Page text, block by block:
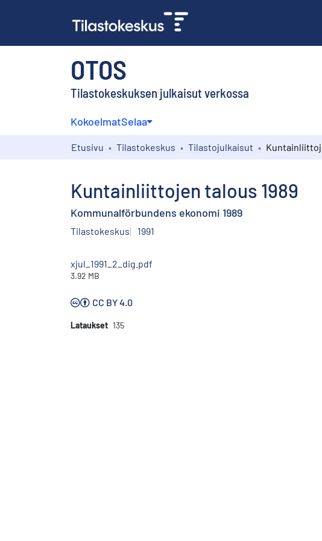
OTOS
Tilastokeskuksen julkaisut verkossa
KokoelmatSelaa
Etusivu Tilastokeskus Tilastojulkaisut
Kuntainliittojen talous 1989
Kommunalförbundens ekonomi 1989
Tilastokeskus 1991
xjul_1991_2_dig.pdf
3.92 MB
CC BY 4.0
Lataukset 135